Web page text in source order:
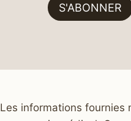
S'ABONNER
Les informations fournies